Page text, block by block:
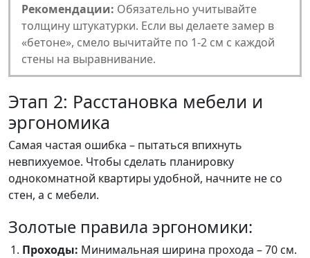
Рекомендации: Обязательно учитывайте
толщину штукатурки. Если вы делаете замер в
«бетоне», смело вычитайте по 1-2 см с каждой
стены на выравнивание.
Этап 2: Расстановка мебели и
эргономика
Самая частая ошибка – пытаться впихнуть
невпихуемое. Чтобы сделать планировку
однокомнатной квартиры удобной, начните не со
стен, а с мебели.
Золотые правила эргономики:
Проходы: Минимальная ширина прохода – 70 см.